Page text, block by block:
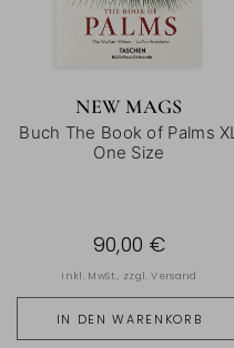
NEW MAGS
Buch The Book of Palms XL
One Size
IN DEN WARENKORB
90,00 €
inkl. MwSt., zzgl.Versand